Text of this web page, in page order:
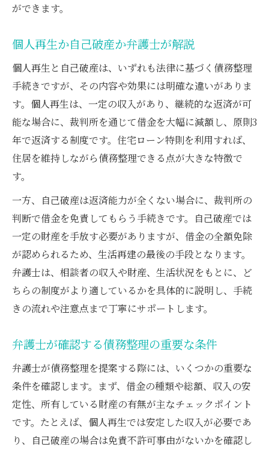
ができます。
個人再生か自己破産か弁護士が解説
個人再生と自己破産は、いずれも法律に基づく債務整理
手続きですが、その内容や効果には明確な違いがありま
す。個人再生は、一定の収入があり、継続的な返済が可
能な場合に、裁判所を通じて借金を大幅に減額し、原則3
年で返済する制度です。住宅ローン特則を利用すれば、
住居を維持しながら債務整理できる点が大きな特徴で
す。
一方、自己破産は返済能力が全くない場合に、裁判所の
判断で借金を免責してもらう手続きです。自己破産では
一定の財産を手放す必要がありますが、借金の全額免除
が認められるため、生活再建の最後の手段となります。
弁護士は、相談者の収入や財産、生活状況をもとに、ど
ちらの制度がより適しているかを具体的に説明し、手続
きの流れや注意点まで丁寧にサポートします。
弁護士が確認する債務整理の重要な条件
弁護士が債務整理を提案する際には、いくつかの重要な
条件を確認します。まず、借金の種類や総額、収入の安
定性、所有している財産の有無が主なチェックポイント
です。たとえば、個人再生では安定した収入が必要であ
り、自己破産の場合は免責不許可事由がないかを確認し